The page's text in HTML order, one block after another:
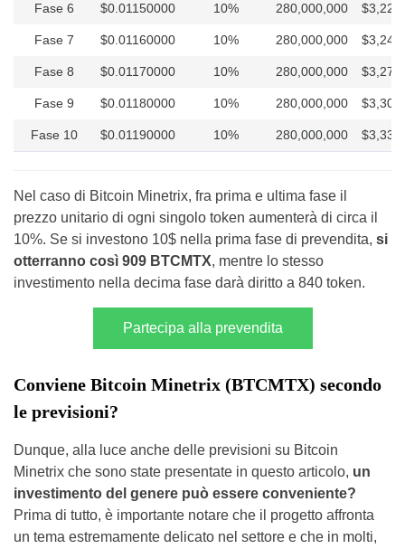
Fase 6 $0.01150000 10% 280,000,000
Fase 7 $0.01160000 10% 280,000,000
Fase 8 $0.01170000 10% 280,000,000
Fase 9 $0.01180000 10% 280,000,000
Fase 10 $0.01190000 10% 280,000,000
Nel caso di Bitcoin Minetrix, fra prima e ultima fase il
prezzo unitario di ogni singolo token aumenterà di circa il
10%. Se si investono 10$ nella prima fase di prevendita, si
otterranno così 909 BTCMTX, mentre lo stesso
investimento nella decima fase darà diritto a 840 token.
Partecipa alla prevendita
Conviene Bitcoin Minetrix (BTCMTX) secondo
le previsioni?
Dunque, alla luce anche delle previsioni su Bitcoin
Minetrix che sono state presentate in questo articolo, un
investimento del genere può essere conveniente?
Prima di tutto, è importante notare che il progetto affronta
un tema estremamente delicato nel settore e che in molti,